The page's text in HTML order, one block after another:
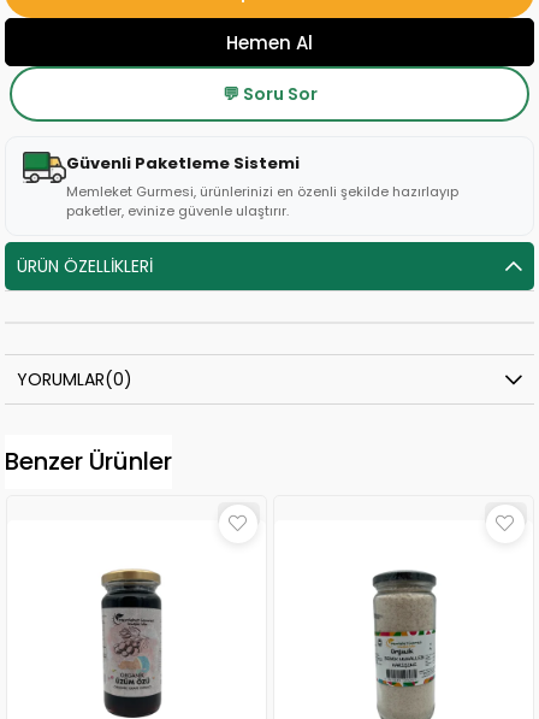
💬 Soru Sor
Güvenli Paketleme Sistemi
Memleket Gurmesi, ürünlerinizi en özenli şekilde hazırlayıp
paketler, evinize güvenle ulaştırır.
ÜRÜN ÖZELLIKLERI
YORUMLAR(0)
Benzer Ürünler